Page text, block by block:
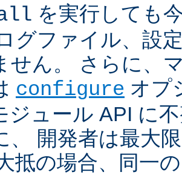
を実行しても
グファイル、設
せん。 さらに、
configure オプ
ジュール API に
、 開発者は最大
抵の場合、同一